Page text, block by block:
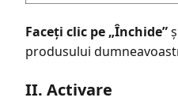
Faceți clic pe „Închide”
produsului
II. Activare